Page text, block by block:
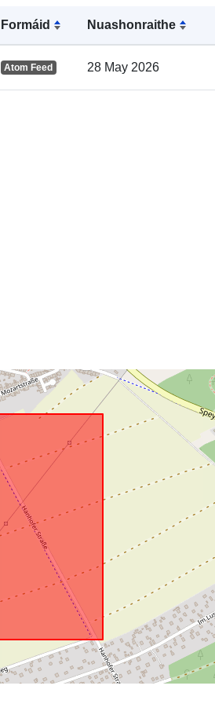
Formáid Nuashonraithe
Atom Feed 28 May 2026
Spásúil: